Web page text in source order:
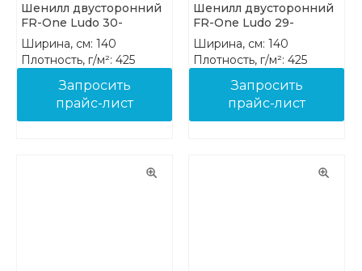
Шенилл двусторонний
FR-One Ludo 30-
Malachite
Ширина, см: 140
Плотность, г/м²: 425
Запросить
прайс-лист
Шенилл двусторонний
FR-One Ludo 29-
Emerald
Ширина, см: 140
Плотность, г/м²: 425
Запросить
прайс-лист